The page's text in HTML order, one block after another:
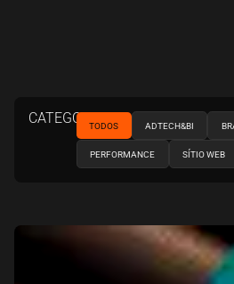
CATEGORIAS ADTECH&BI
PERFORMANCE SÍTIO WEB
TODOS